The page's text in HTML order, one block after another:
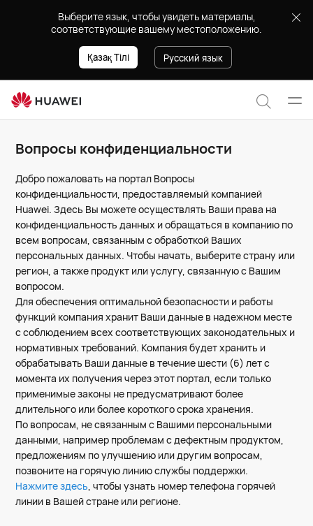
конфиденциальности
Выберите язык, чтобы увидеть материалы,
соответствующие вашему местоположению.
Русский язык
Қазақ Тілі
Поиск
Вопросы конфиденциальности
Добро пожаловать на портал Вопросы
конфиденциальности, предоставляемый компанией
Huawei. Здесь Вы можете осуществлять Ваши права на
конфиденциальность данных и обращаться в компанию по
всем вопросам, связанным с обработкой Ваших
персональных данных. Чтобы начать, выберите страну или
регион, а также продукт или услугу, связанную с Вашим
вопросом.
Для обеспечения оптимальной безопасности и работы
функций компания хранит Ваши данные в надежном месте
с соблюдением всех соответствующих законодательных и
нормативных требований. Компания будет хранить и
обрабатывать Ваши данные в течение шести (6) лет с
момента их получения через этот портал, если только
применимые законы не предусматривают более
длительного или более короткого срока хранения.
По вопросам, не связанным с Вашими персональными
данными, например проблемам с дефектным продуктом,
предложениям по улучшению или другим вопросам,
позвоните на горячую линию службы поддержки.
Нажмите здесь, чтобы узнать номер телефона горячей
линии в Вашей стране или регионе.